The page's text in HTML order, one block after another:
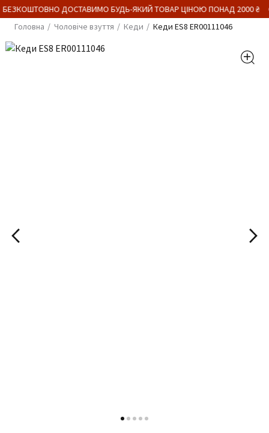
ДОСТАВИМО БУДЬ-ЯКИЙ ТОВАР ЦІНОЮ ПОНАД 2000 ₴
Головна
Чоловіче взуття Кеди Кеди ES8 ER00111046